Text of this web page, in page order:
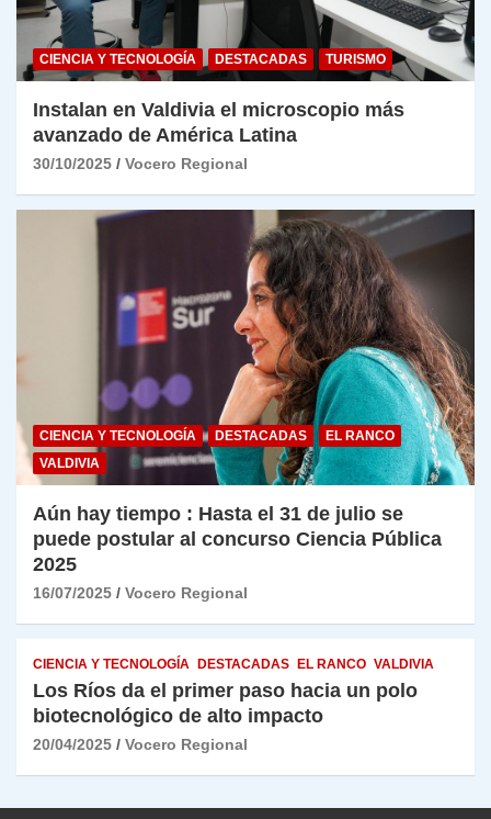
CIENCIA Y TECNOLOGÍA DESTACADAS TURISMO
Instalan en Valdivia el microscopio más
avanzado de América Latina
30/10/2025 Vocero Regional
CIENCIA Y TECNOLOGÍA DESTACADAS
EL RANCO
VALDIVIA
Aún hay tiempo : Hasta el 31 de julio se
puede postular al concurso Ciencia Pública
2025
16/07/2025 Vocero Regional
CIENCIA Y TECNOLOGÍA DESTACADAS EL RANCO VALDIVIA
Los Ríos da el primer paso hacia un polo
biotecnológico de alto impacto
20/04/2025 Vocero Regional